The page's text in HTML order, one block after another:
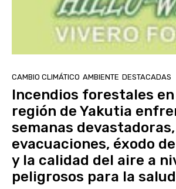
CAMBIO CLIMÁTICO AMBIENTE DESTACADAS
Incendios forestales en
región de Yakutia
semanas devastadoras,
evacuaciones, éxodo
y la calidad del aire a
peligrosos para la